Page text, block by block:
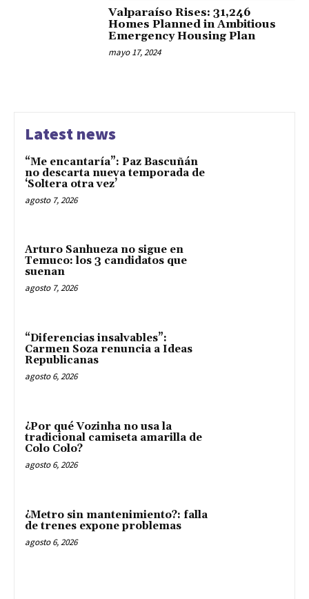
Valparaíso Rises: 31,246
Homes Planned in Ambitious
Emergency Housing Plan
mayo 17, 2024
Latest news
“Me encantaría”: Paz Bascuñán
no descarta nueva temporada de
‘Soltera otra vez’
agosto 7, 2026
Arturo Sanhueza no sigue en
Temuco: los 3 candidatos que
suenan
agosto 7, 2026
“Diferencias insalvables”:
Carmen Soza renuncia a Ideas
Republicanas
agosto 6, 2026
¿Por qué Vozinha no usa la
tradicional camiseta amarilla de
Colo Colo?
agosto 6, 2026
¿Metro sin mantenimiento?: falla
de trenes expone problemas
agosto 6, 2026